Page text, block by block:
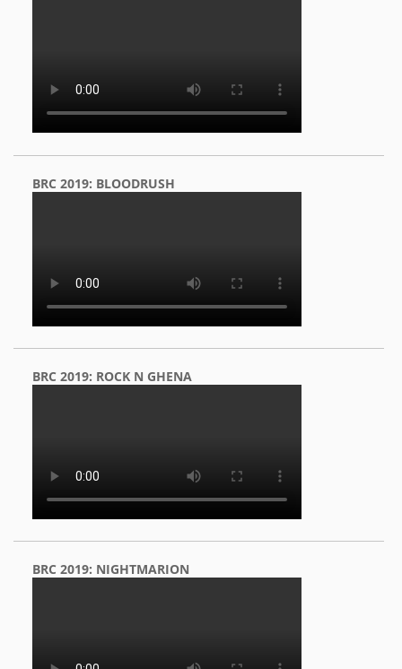
BRC 2019: BLOODRUSH
BRC 2019: ROCK N GHENA
BRC 2019: NIGHTMARION